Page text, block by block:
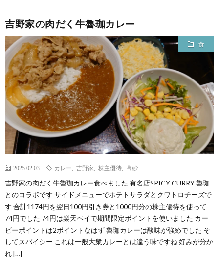
吉野家の肉だく牛魯珈カレー
食
2025.02.03 カレー 吉野家 株主優待 高砂
吉野家の肉だく牛魯珈カレー食べました 有名店SPICY CURRY 魯珈
とのコラボです サイドメニューでポテトサラダとクワトロチーズで
す 合計1174円を翌日100円引き券と1000円分の株主優待を使って
74円でした 74円は楽天ペイで期間限定ポイントを使いました カー
ビーポイントは2ポイントなはず 魯珈カレーは酸味が強めでした そ
してスパイシー これは一般大衆カレーとは違う味ですね 好みが分か
れ […]